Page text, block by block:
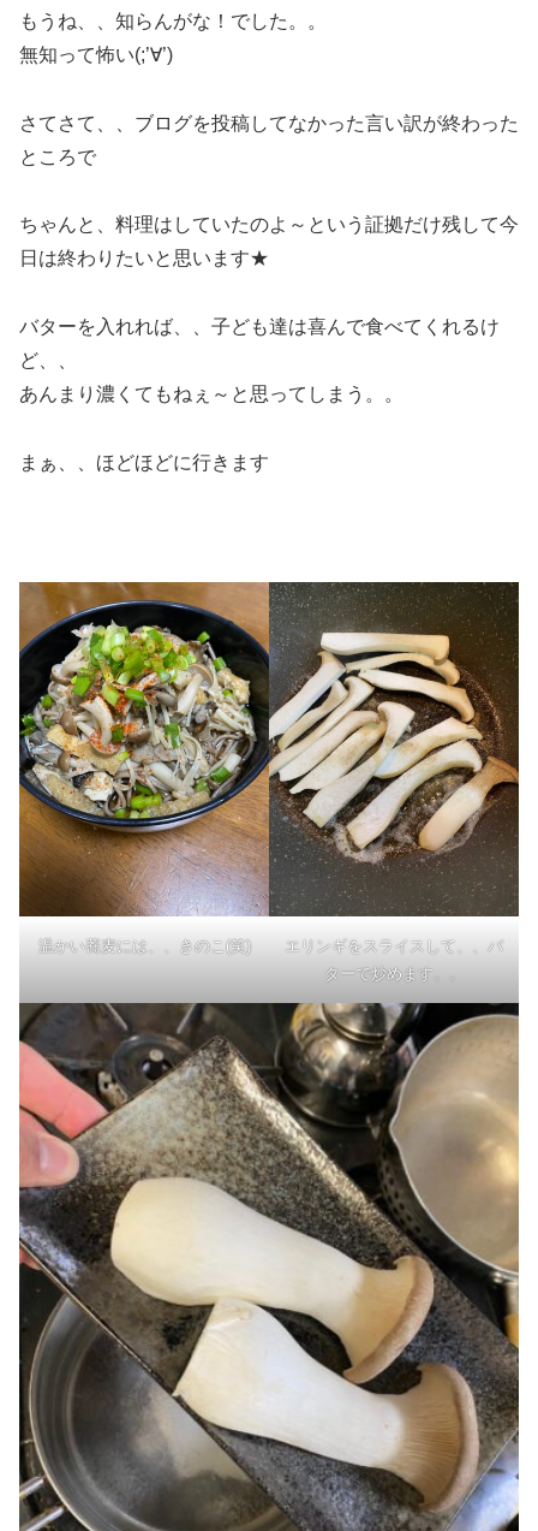
もうね、、知らんがな！でした。。
無知って怖い(;’∀’)
さてさて、、ブログを投稿してなかった言い訳が終わった
ところで
ちゃんと、料理はしていたのよ～という証拠だけ残して今
日は終わりたいと思います★
バターを入れれば、、子ども達は喜んで食べてくれるけ
ど、、
あんまり濃くてもねぇ～と思ってしまう。。
まぁ、、ほどほどに行きます
温かい蕎麦には、、きのこ(笑)
エリンギをスライスして、、バ
ターで炒めます。。